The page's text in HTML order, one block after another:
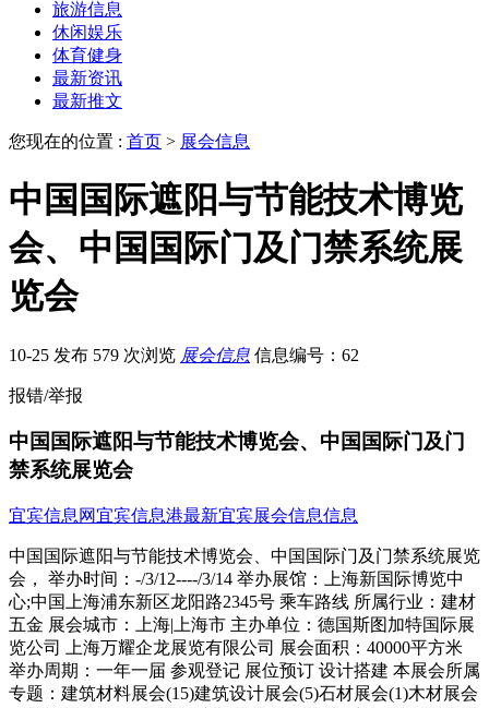
旅游信息
休闲娱乐
体育健身
最新资讯
最新推文
您现在的位置 : 首页 > 展会信息
中国国际遮阳与节能技术博览
会、中国国际门及门禁系统展
览会
10-25 发布 579 次浏览 展会信息 信息编号：62
报错/举报
中国国际遮阳与节能技术博览会、中国国际门及门
禁系统展览会
宜宾信息网宜宾信息港最新宜宾展会信息信息
中国国际遮阳与节能技术博览会、中国国际门及门禁系统展览会， 举办时间：-/3/12----/3/14 举办展馆：上海新国际博览中心;中国上海浦东新区龙阳路2345号 乘车路线 所属行业：建材五金 展会城市：上海|上海市 主办单位：德国斯图加特国际展览公司 上海万耀企龙展览有限公司 展会面积：40000平方米 举办周期：一年一届 参观登记 展位预订 设计搭建 本展会所属专题：建筑材料展会(15)建筑设计展会(5)石材展会(1)木材展会(0)陶瓷展会(1) 历届展会对比 展会名称 场馆 时间 面积 照片 展商数量 -中国国际遮阳与节能技术博览会 上海新国际博览中.. -/3/27 46000㎡ 142张;查看 295家;查看 -中国国际遮阳与节能技术博览会 上海新国际博览中.. -/3/22 34500㎡ 57张;查看 334家;查看 -中国国际遮阳与节能技术博览会 上海新国际博览中.. -/3/23 28000㎡ 87张;查看 283家;查看 -中国国际遮阳技术与建筑节能展 上海新国际博览中.. -/3/24 25000㎡ --------- 255家;查看 -中国国际遮阳与节能技术博览会 上海新国际博览中.. -/3/12 40000㎡ --------- 538家;查看 -中国国际遮阳与节能技术博览会 上海光大会展中心 -/4/2 25000㎡ --------- 254家;查看 展会简介 欧亚携手共进的遮阳产业主流贸易平台R+T Asia是亚洲地区唯一针对卷帘、百叶门窗及遮阳产品行业的专业贸易展。R+T 是源于欧洲的国际品牌展会，其每三年一届在德国斯图加特举办的展会拥有超过40年的成功经验。作为行业中最具影响力的专业展，它一直引领着产品革新和行业发展的趋势及走向。主办方凭借其丰富的经验和遍及全球的客户网络资源为广大展商和观众构筑一个独一无二的交流平台。 起，R+T进入亚洲市场并最终落户中国上海。作为一个专业展会，R+T并非是个单一产品， 其涵盖了节能技术论坛和《国际采购通讯》杂志等其他领域，为客户提供了全方位、全天候的平台。两年来，它为亚洲市场带来了欧洲成熟的产品、技术和先进的理念，更为上千家亚洲制造商打开了通往全球市场的大门。 蓬勃市场，无限商机近年来亚洲各国的经济都飞速发展，亚洲遮阳行业也随之逐渐壮大，处处蕴-巨大的商机。中国更是这股经济大潮中世界瞩目的焦点。全球遮阳企业都开始意识到中国遮阳市场的巨大潜力。经济持续的高速发展，人均收入的提高及产业化进程的持续进行，加之能源短缺的事实和节能意识的加强使中国市场对高技术、高品质遮阳系统及产品的需求日益旺盛。北京奥运会和上海市世博会的筹建工作，将进一步拉动建筑遮阳系统产品的需求。 新展馆新契机，新一届的展会将于3月12-14日在上海浦东新国际博览中心举行。新国际博览中心位于上海浦东中国的商业中心, 凭借其方便的交通地理位置、单层无柱式为特点的展馆设施以及多种多样的现场服务, 已博得世界的广泛关注。为满足更多企业加入R+T Asia的要求，移至新展馆后的R+T Asia展馆规划面积将增至25,000平方米。与相比，新展馆的层高将普遍提高，足可满足大型遮阳和门及门禁系统的高度要求，也使广大展商在现场产品展示方面不再受到空间的限制。 同时主办方将继续不遗余力的提升展会在国际舞台上的地位，并计划通过国内外专业媒体，对展会进行更全面、更深入、更细致的推广活动。依托庞大的国际网络和丰富的办展经验，主办方对R+T Asia（中国国际遮阳与节能技术博览会、中国国际门禁系统展览会）的展商和专业买家质量及数量充满信心。 展馆1) W6馆已售磬，W5馆全新开启，预定从速！ 2) 展会共设有2个场馆，查看场馆平面图请点击。 3) 展会分配已经开始，历届老展商享有展位优先选择权;。将;查看场馆平面图请点击;做连接。 参展范围 •;卷百叶帘及其配件•;百叶窗及配件•;窗及配件•;遮阳篷类•;软百叶帘、遮阳帘、百叶帘•;综合类•;大门及其配件类•;人行通道门•;车库门•;工业用门•;其他类•;配套产品及设备•;行业著作及出版企业•;协会; - VNU亚洲展览集团-上海万耀企龙展览公司联系人: 汤伟权 先生 地址:;上海市南京西路1333号上海展览中心行政楼三楼（-40） 电话:;+86 21 6247 7668 &ndash; 925 传真: +86 21 6247 9818 Email: rtasia@vnuexhibitions- 展位预定： 参观咨询： --> 由于本站部分展会信息来源于会员发布及网络，不完全保证信息的的准确性、真实性，如果您有任何疑问请直接联系展会官方确认。 更多>>参展商名录 公司名称 电话 传真 邮箱 联系人 -/特装 淄博润旭编织有限公司 0533-68101 0533-61622 ------ ------